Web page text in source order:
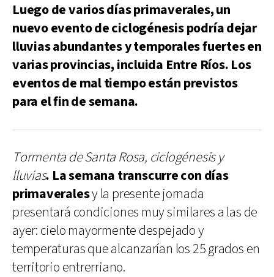
Luego de varios días primaverales, un
nuevo evento de ciclogénesis podría dejar
lluvias abundantes y temporales fuertes en
varias provincias, incluida Entre Ríos. Los
eventos de mal tiempo están previstos
para el fin de semana.
Tormenta de Santa Rosa, ciclogénesis y
lluvias. La semana transcurre con días
primaveralesy la presente jornada
presentará condiciones muy similares a las de
ayer: cielo mayormente despejado y
temperaturas que alcanzarían los 25 grados en
territorio entrerriano.